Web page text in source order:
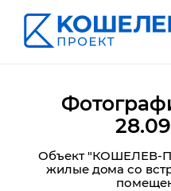
Объект "КОШЕЛЕВ-
жилые дома со